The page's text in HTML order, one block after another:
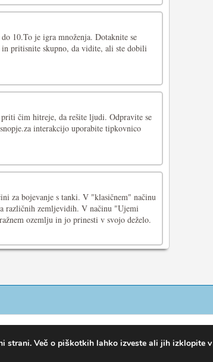
10.To je igra množenja. Dotaknite se
pritisnite skupno, da vidite, ali ste dobili
čim hitreje, da rešite ljudi. Odpravite se
interakcijo uporabite tipkovnico
za bojevanje s tanki. V "klasičnem" načinu
različnih zemljevidih. V načinu "Ujemi
ozemlju in jo prinesti v svojo deželo.
strani. Več o piškotkih lahko izveste ali jih izklopite v